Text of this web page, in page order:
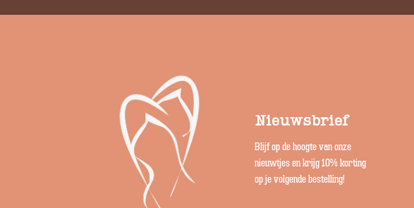
Nieuwsbrief
Blijf op de hoogte van onze
nieuwtjes en krijg 10% korting
op je volgende bestelling!